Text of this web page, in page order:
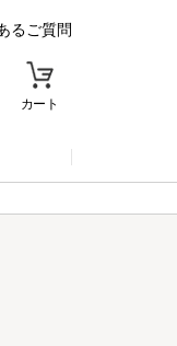
るご質問
カート